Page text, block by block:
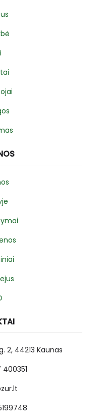
2, 44213 Kaunas
400351